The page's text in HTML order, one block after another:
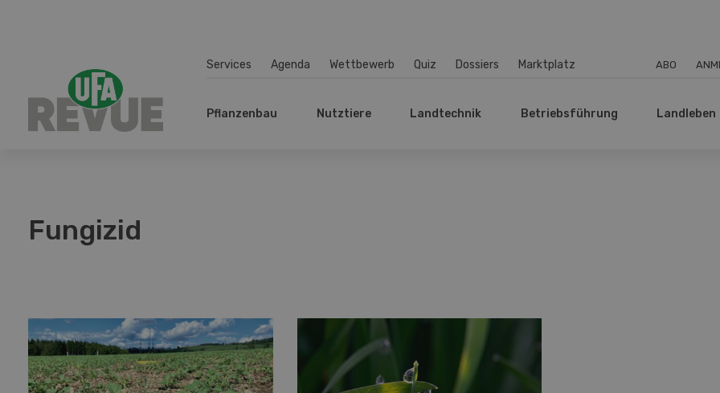
Services Agenda Wettbewerb Quiz Dossiers Marktplatz ABO
Pflanzenbau Nutztiere Landtechnik Betriebsführung Landleben
Fungizid